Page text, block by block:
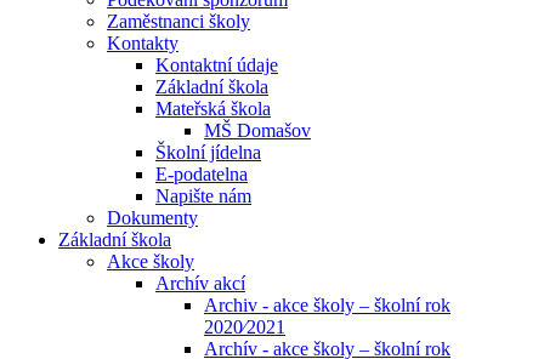
Zaměstnanci školy
Kontakty
Kontaktní údaje
Základní škola
Mateřská škola
MŠ Domašov
Školní jídelna
E-podatelna
Napište nám
Dokumenty
Základní škola
Akce školy
Archív akcí
Archiv - akce školy – školní rok
2020⁄2021
Archív - akce školy – školní rok